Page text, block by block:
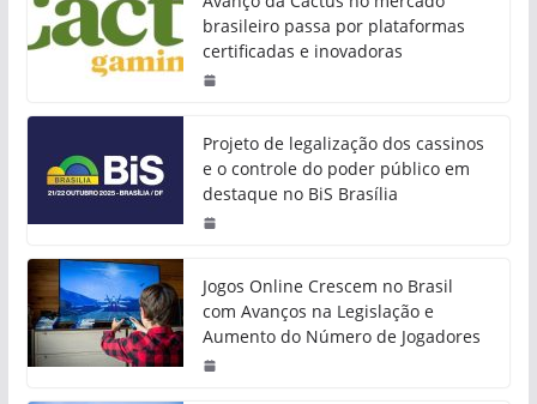
brasileiro passa por plataformas
certificadas e inovadoras
Projeto de legalização dos cassinos
e o controle do poder público em
destaque no BiS Brasília
Jogos Online Crescem no Brasil
com Avanços na Legislação e
Aumento do Número de Jogadores